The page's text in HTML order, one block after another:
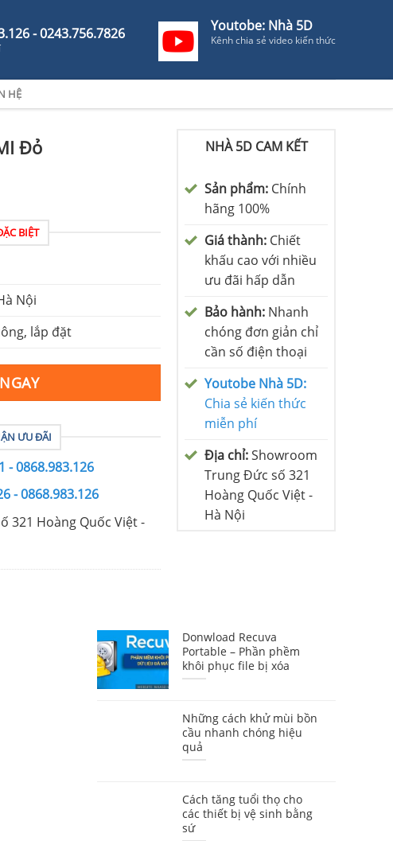
- 0243.756.7826 Youtobe: Nhà 5D
Kênh chia sẻ video kiến thức
HỆ
Đỏ
BIỆT
Nội
lắp đặt
ƯU ĐÃI
- 0868.983.126
- 0868.983.126
321 Hoàng Quốc Việt -
NHÀ 5D CAM KẾT
Sản phẩm: Chính
hãng 100%
Giá thành: Chiết
khấu cao với nhiều
ưu đãi hấp dẫn
Bảo hành: Nhanh
chóng đơn giản chỉ
cần số điện thoại
Youtobe Nhà 5D:
Chia sẻ kiến thức
miễn phí
Địa chỉ:Showroom
Trung Đức số 321
Hoàng Quốc Việt -
Hà Nội
Donwload Recuva
Portable – Phần phềm
khôi phục file bị xóa
Những cách khử mùi bồn
cầu nhanh chóng hiệu
quả
Cách tăng tuổi thọ cho
các thiết bị vệ sinh bằng
sứ